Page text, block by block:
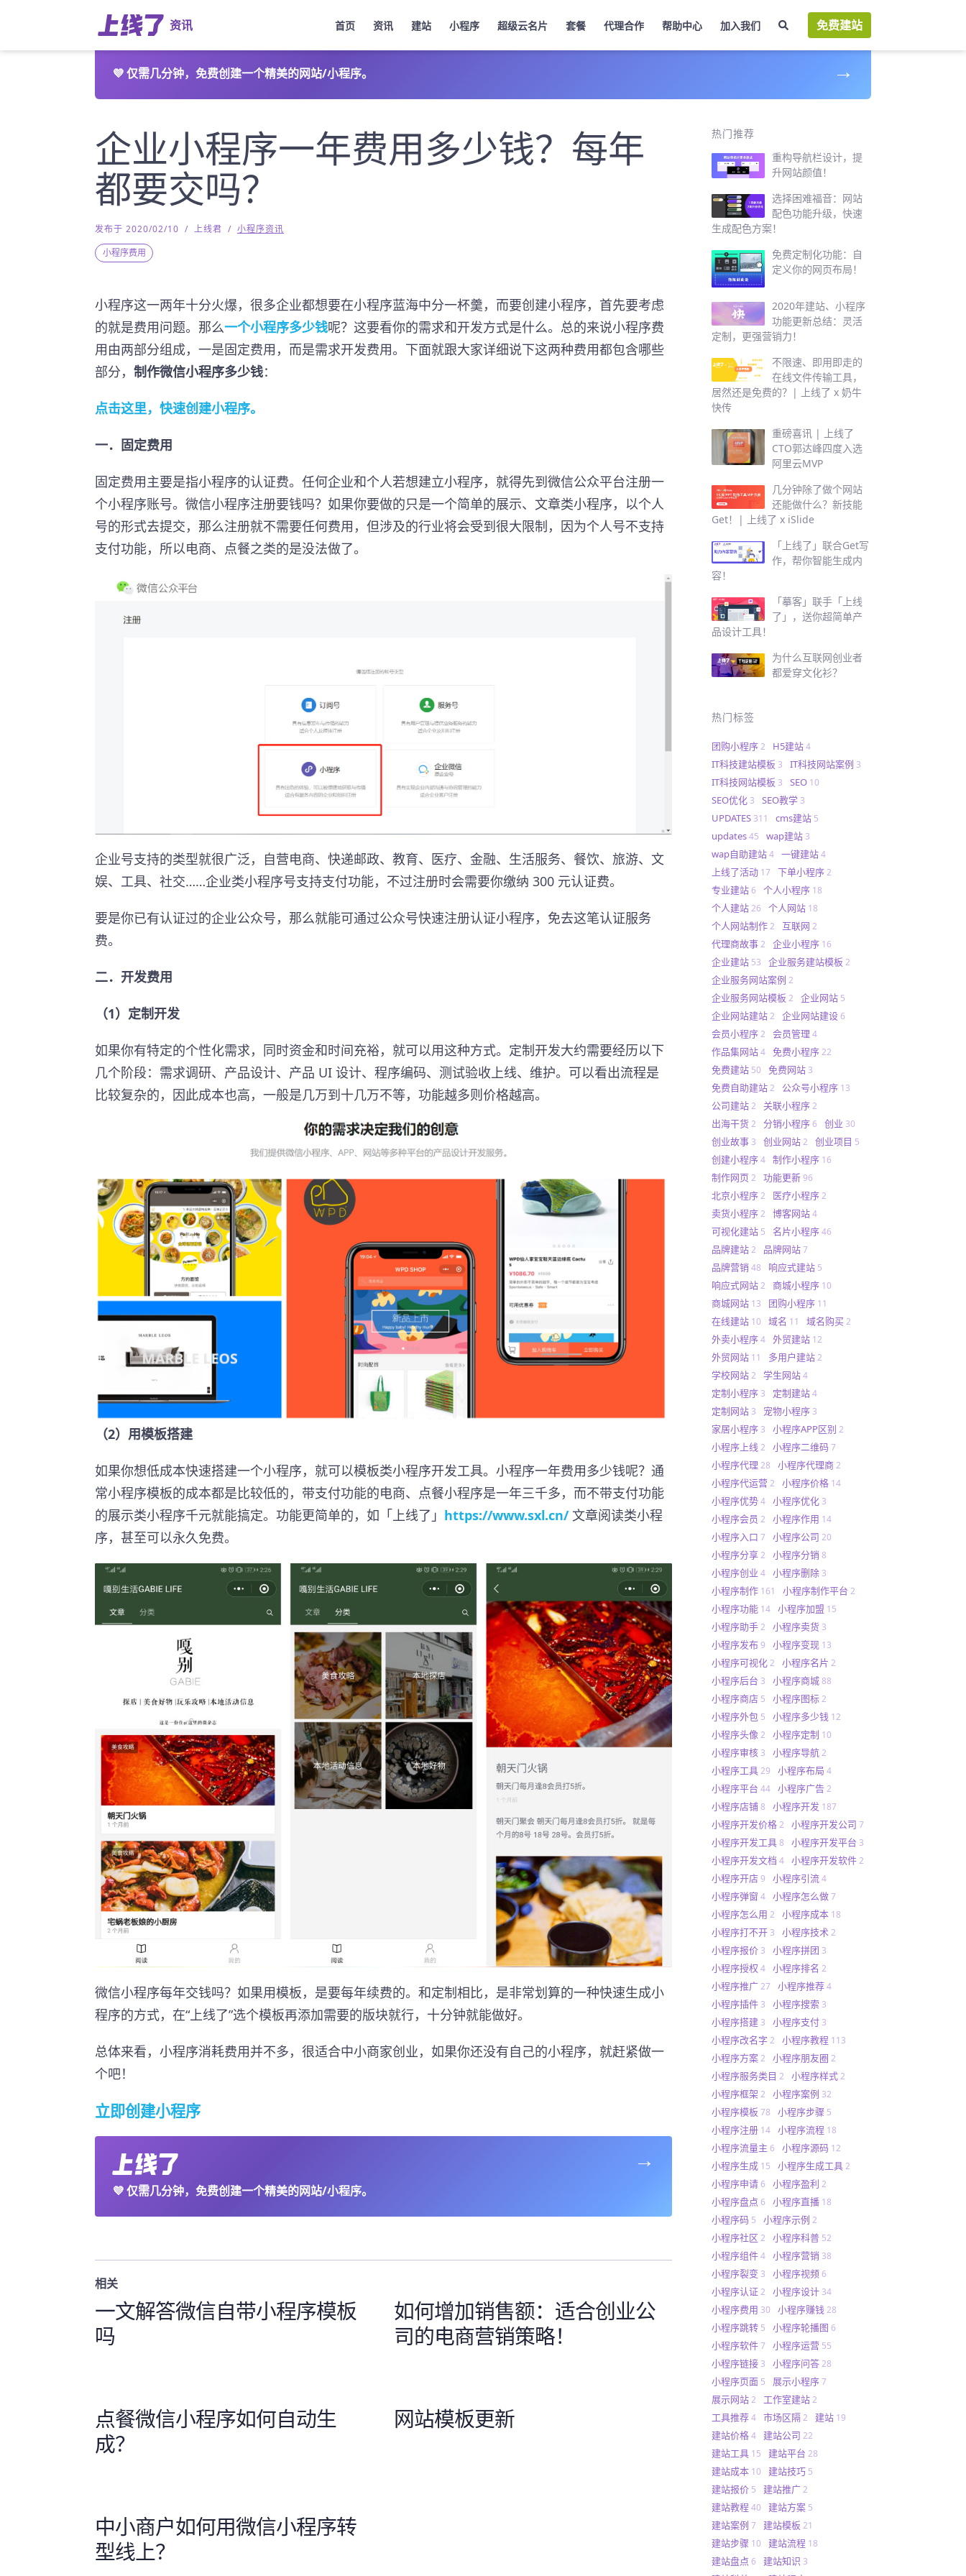
资讯 首页 资讯 建站 小程序 超级云名片 套餐 代理合作 帮助中心 加入我们 免费建站
💜仅需几分钟，免费创建一个精美的网站/小程序。 →
企业小程序一年费用多少钱？每年
都要交吗？
发布于 2020/02/10 / 上线君 / 小程序资讯
小程序费用
小程序这一两年十分火爆，很多企业都想要在小程序蓝海中分一杯羹，而要创建小程序，首先要考虑
的就是费用问题。那么一个小程序多少钱呢？这要看你的需求和开发方式是什么。总的来说小程序费
用由两部分组成，一是固定费用，而是需求开发费用。下面就跟大家详细说下这两种费用都包含哪些
部分， 制作微信小程序多少钱：
点击这里，快速创建小程序。
一．固定费用
固定费用主要是指小程序的认证费。任何企业和个人若想建立小程序，就得先到微信公众平台注册一
个小程序账号。微信小程序注册要钱吗？如果你要做的只是一个简单的展示、文章类小程序，以个人
号的形式去提交，那么注册就不需要任何费用，但涉及的行业将会受到很大限制，因为个人号不支持
支付功能，所以电商、点餐之类的是没法做了。
企业号支持的类型就很广泛，自营电商、快递邮政、教育、医疗、金融、生活服务、餐饮、旅游、文
娱、工具、社交……企业类小程序号支持支付功能，不过注册时会需要你缴纳 300 元认证费。
要是你已有认证过的企业公众号，那么就能可通过公众号快速注册认证小程序，免去这笔认证服务
费。
二．开发费用
（1）定制开发
如果你有特定的个性化需求，同时资金和时间充裕，就可以用这种方式。定制开发大约需要经历以下
几个阶段：需求调研、产品设计、产品 UI 设计、程序编码、测试验收上线、维护。可以看出流程是
比较复杂的，因此成本也高，一般是几万到十几万不等，功能越多则价格越高。
（2）用模板搭建
如果你想低成本快速搭建一个小程序，就可以模板类小程序开发工具。小程序一年费用多少钱呢？通
常小程序模板的成本都是比较低的，带支付功能的电商、点餐小程序是一年三千多，而不带支付功能
的展示类小程序千元就能搞定。功能更简单的，如「上线了」 https://www.sxl.cn/ 文章阅读类小程
序，甚至可以永久免费。
微信小程序每年交钱吗？如果用模板，是要每年续费的。和定制相比，是非常划算的一种快速生成小
程序的方式，在“上线了”选个模板再添加需要的版块就行，十分钟就能做好。
总体来看，小程序消耗费用并不多，很适合中小商家创业，如果你还没有自己的小程序，就赶紧做一
个吧！
立即创建小程序
💜仅需几分钟，免费创建一个精美的网站/小程序。
→
相关
一文解答微信自带小程序模板
吗
如何增加销售额：适合创业公
司的电商营销策略！
点餐微信小程序如何自动生
成？
网站模板更新
中小商户如何用微信小程序转
型线上？
热门推荐
重构导航栏设计，提
升网站颜值！
选择困难福音：网站
配色功能升级，快速
生成配色方案！
免费定制化功能：自
定义你的网页布局！
2020年建站、小程序
功能更新总结：灵活
定制，更强营销力！
不限速、即用即走的
在线文件传输工具，
居然还是免费的？| 上线了 x 奶牛
快传
重磅喜讯 | 上线了
CTO郭达峰四度入选
阿里云MVP
几分钟除了做个网站
还能做什么？新技能
Get！| 上线了 x iSlide
「上线了」联合Get写
作，帮你智能生成内
容！
「摹客」联手「上线
了」，送你超简单产
品设计工具！
为什么互联网创业者
都爱穿文化衫？
热门标签
团购小程序 2 H5建站 4
IT科技建站模板 3 IT科技网站案例 3
IT科技网站模板 3 SEO 10
SEO优化 3 SEO教学 3
UPDATES 311 cms建站 5
updates 45 wap建站 3
wap自助建站 4 一键建站 4
上线了活动 17 下单小程序 2
专业建站 6 个人小程序 18
个人建站 26 个人网站 18
个人网站制作 2 互联网 2
代理商故事 2 企业小程序 16
企业建站 53 企业服务建站模板 2
企业服务网站案例 2
企业服务网站模板 2 企业网站 5
企业网站建站 2 企业网站建设 6
会员小程序 2 会员管理 4
作品集网站 4 免费小程序 22
免费建站 50 免费网站 3
免费自助建站 2 公众号小程序 13
公司建站 2 关联小程序 2
出海干货 2 分销小程序 6 创业 30
创业故事 3 创业网站 2 创业项目 5
创建小程序 4 制作小程序 16
制作网页 2 功能更新 96
北京小程序 2 医疗小程序 2
卖货小程序 2 博客网站 4
可视化建站 5 名片小程序 46
品牌建站 2 品牌网站 7
品牌营销 48 响应式建站 5
响应式网站 2 商城小程序 10
商城网站 13 团购小程序 11
在线建站 10 域名 11 域名购买 2
外卖小程序 4 外贸建站 12
外贸网站 11 多用户建站 2
学校网站 2 学生网站 4
定制小程序 3 定制建站 4
定制网站 3 宠物小程序 3
家居小程序 3 小程序APP区别 2
小程序上线 2 小程序二维码 7
小程序代理 28 小程序代理商 2
小程序代运营 2 小程序价格 14
小程序优势 4 小程序优化 3
小程序会员 2 小程序作用 14
小程序入口 7 小程序公司 20
小程序分享 2 小程序分销 8
小程序创业 4 小程序删除 3
小程序制作 161 小程序制作平台 2
小程序功能 14 小程序加盟 15
小程序助手 2 小程序卖货 3
小程序发布 9 小程序变现 13
小程序可视化 2 小程序名片 2
小程序后台 3 小程序商城 88
小程序商店 5 小程序图标 2
小程序外包 5 小程序多少钱 12
小程序头像 2 小程序定制 10
小程序审核 3 小程序导航 2
小程序工具 29 小程序布局 4
小程序平台 44 小程序广告 2
小程序店铺 8 小程序开发 187
小程序开发价格 2 小程序开发公司 7
小程序开发工具 8 小程序开发平台 3
小程序开发文档 4 小程序开发软件 2
小程序开店 9 小程序引流 4
小程序弹窗 4 小程序怎么做 7
小程序怎么用 2 小程序成本 18
小程序打不开 3 小程序技术 2
小程序报价 3 小程序拼团 3
小程序授权 4 小程序排名 2
小程序推广 27 小程序推荐 4
小程序插件 3 小程序搜索 3
小程序搭建 3 小程序支付 3
小程序改名字 2 小程序教程 113
小程序方案 2 小程序朋友圈 2
小程序服务类目 2 小程序样式 2
小程序框架 2 小程序案例 32
小程序模板 78 小程序步骤 5
小程序注册 14 小程序流程 18
小程序流量主 6 小程序源码 12
小程序生成 15 小程序生成工具 2
小程序申请 6 小程序盈利 2
小程序盘点 6 小程序直播 18
小程序码 5 小程序示例 2
小程序社区 2 小程序科普 52
小程序组件 4 小程序营销 38
小程序裂变 3 小程序视频 6
小程序认证 2 小程序设计 34
小程序费用 30 小程序赚钱 28
小程序跳转 5 小程序轮播图 6
小程序软件 7 小程序运营 55
小程序链接 3 小程序问答 28
小程序页面 5 展示小程序 7
展示网站 2 工作室建站 2
工具推荐 4 市场区隔 2 建站 19
建站价格 4 建站公司 22
建站工具 15 建站平台 28
建站成本 10 建站技巧 5
建站报价 5 建站推广 2
建站教程 40 建站方案 5
建站案例 7 建站模板 21
建站步骤 10 建站流程 18
建站盘点 6 建站知识 3